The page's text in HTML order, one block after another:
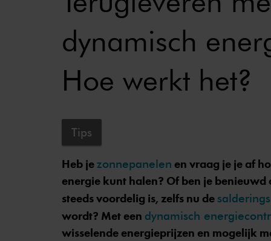
dynamisch
Hoe werkt het?
Tips
Heb jezonnepanelen en vraag je je af
energie kunt halen? Of ben je
steeds voordelig is, zelfs nu de
wordt? Met een dynamisch
wisselende energieprijzen en mogelijk